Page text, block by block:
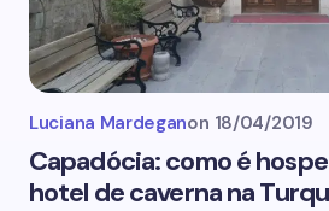
Luciana Mardeganon 18/04/2019
Capadócia: como é
hotel de caverna na